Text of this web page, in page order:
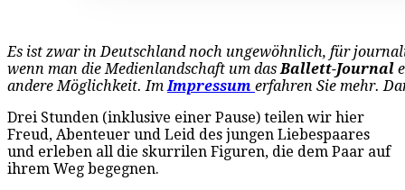
Es ist zwar in Deutschland noch ungewöhnlich, für
wenn man die Medienlandschaft um dasBallett-Journal
andere Möglichkeit. ImImpressum erfahren Sie mehr.
Drei Stunden (inklusive einer Pause) teilen wir hier
Freud, Abenteuer und Leid des jungen Liebespaares
und erleben all die skurrilen Figuren, die dem Paar auf
ihrem Weg begegnen.